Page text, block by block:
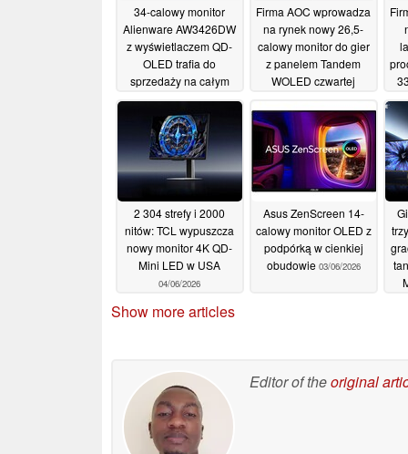
34-calowy monitor
Alienware AW3426DW
z wyświetlaczem QD-
OLED trafia do
sprzedaży na całym
świecie z technologią
Penta Tandem
09/07/2026
Firma AOC wprowadza
na rynek nowy 26,5-
calowy monitor do gier
z panelem Tandem
WOLED czwartej
2 304 strefy i 2000
nitów: TCL wypuszcza
nowy monitor 4K QD-
Mini LED w USA
04/06/2026
Asus ZenScreen 14-
calowy monitor OLED z
podpórką w cienkiej
obudowie 03/06/2026
Show more articles
Editor of theoriginal